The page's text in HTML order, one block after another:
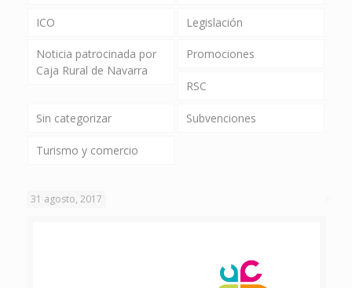
ICO Legislación
Noticia patrocinada por
Caja Rural de Navarra
Promociones
RSC
Sin categorizar Subvenciones
Turismo y comercio
31 agosto, 2017